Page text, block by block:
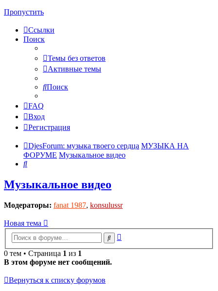
Пропустить
Ссылки
Поиск
Темы без ответов
Активные темы
Поиск
FAQ
Вход
Регистрация
DjesForum: музыка твоего сердца МУЗЫКА НА
ФОРУМЕ Музыкальное видео
Поиск
Музыкальное видео
Модераторы: fanat 1987, konsulussr
Новая тема
Поиск
0 тем • Страница 1 из 1
В этом форуме нет сообщений.
Вернуться к списку форумов